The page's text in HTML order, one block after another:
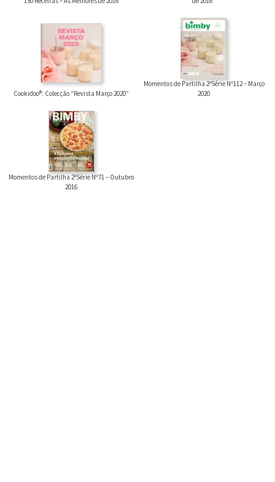
Cookidoo®: Colecção “Revista Março 2020”
Momentos de Partilha 2ªSérie Nº112 – Março
2020
Momentos de Partilha 2ªSérie Nº71 – Outubro
2016